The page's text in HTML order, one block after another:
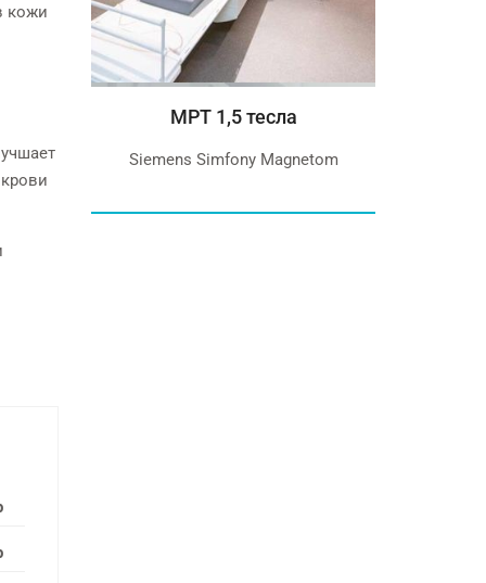
кожи
Canon
80
МРТ 1,5 тесла
Siemens Simfony Magnetom